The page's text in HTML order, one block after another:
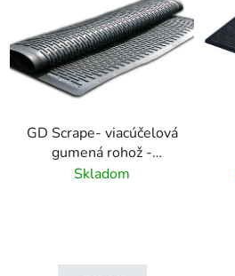
GD Scrape- viacúčelová
gumená rohož -
interiér/exteriér
Skladom